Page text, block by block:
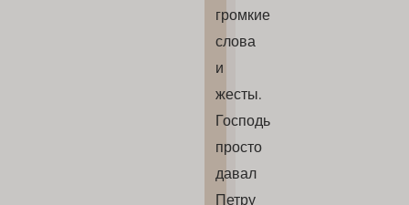
громкие
слова
и
жесты.
Господь
просто
давал
Петру